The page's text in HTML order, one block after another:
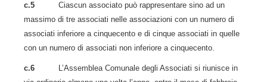
c.5 Ciascun associato può rappresentare sino ad un
massimo di tre associati nelle associazioni con un numero di
associati inferiore a cinquecento e di cinque associati in quelle
con un numero di associati non inferiore a cinquecento.
c.6
L’Assemblea Comunale degli Associati si riunisce in